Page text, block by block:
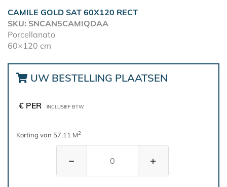
CAMILE GOLD SAT 60X120 RECT
SKU: SNCAN5CAMIQDAA
Porcellanato
60×120 cm
UW BESTELLING PLAATSEN
€ PER INCLUSIEF BTW
Korting van 57,11 M2
− +